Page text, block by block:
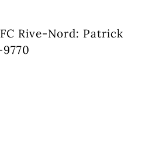
Rive-Nord: Patrick